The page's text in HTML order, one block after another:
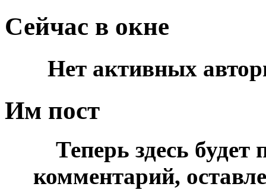
Сейчас в окне
Нет активных
Им пост
Теперь здесь будет
комментарий,